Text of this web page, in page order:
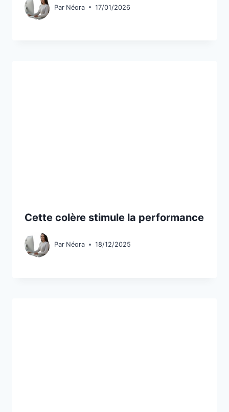
Par Néora 17/01/2026
Cette colère stimule la performance
Par Néora 18/12/2025